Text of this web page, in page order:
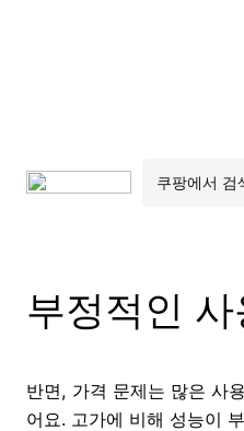
부정적인
반면, 가격 문제는 많은 사
어요. 고가에 비해 성능이